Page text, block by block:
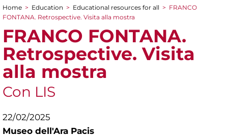
You are here
Home > Education > Educational resources for all > FRANCO
FONTANA. Retrospective. Visita alla mostra
FRANCO FONTANA.
Retrospective. Visita
alla mostra
Con LIS
22/02/2025
Museo dell'Ara Pacis